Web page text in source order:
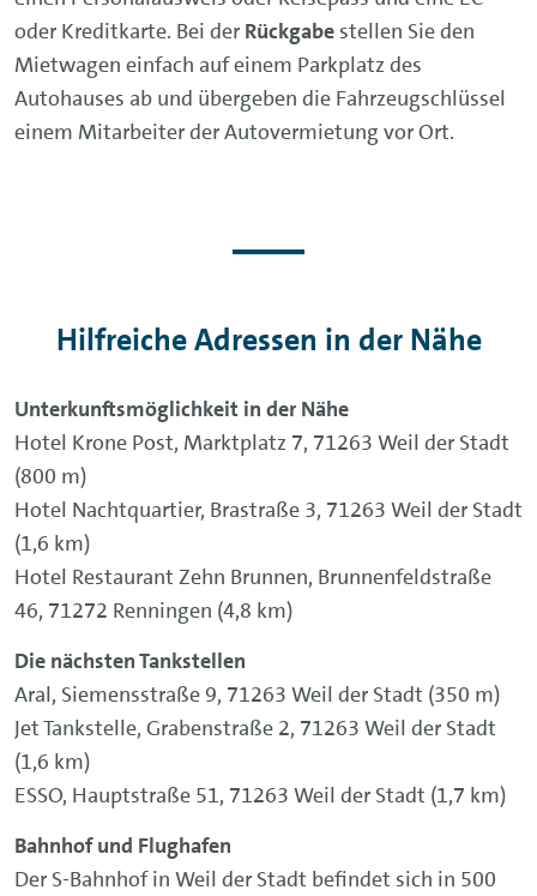
oder Kreditkarte. Bei der Rückgabe stellen Sie den
Mietwagen einfach auf einem Parkplatz des
Autohauses ab und übergeben die Fahrzeugschlüssel
einem Mitarbeiter der Autovermietung vor Ort.
Hilfreiche Adressen in der Nähe
Unterkunftsmöglichkeit in der Nähe
Hotel Krone Post, Marktplatz 7, 71263 Weil der Stadt
(800 m)
Hotel Nachtquartier, Brastraße 3, 71263 Weil der Stadt
(1,6 km)
Hotel Restaurant Zehn Brunnen, Brunnenfeldstraße
46, 71272 Renningen (4,8 km)
Die nächsten Tankstellen
Aral, Siemensstraße 9, 71263 Weil der Stadt (350 m)
Jet Tankstelle, Grabenstraße 2, 71263 Weil der Stadt
(1,6 km)
ESSO, Hauptstraße 51, 71263 Weil der Stadt (1,7 km)
Bahnhof und Flughafen
Der S-Bahnhof in Weil der Stadt befindet sich in 500